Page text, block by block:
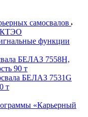
самосвалов
КТЭО
функции
БЕЛАЗ 7558H,
90 т
БЕЛАЗ 7531G
т
«Карьерный